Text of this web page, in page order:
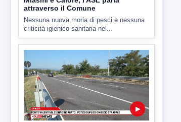
▶
7 AGOSTO 2026
Ponte Valentino,21enne indagato:
ipotesi duplice omicidio stradale